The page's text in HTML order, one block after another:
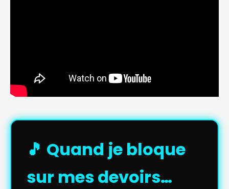
🎵 Quand je bloque
sur mes devoirs…